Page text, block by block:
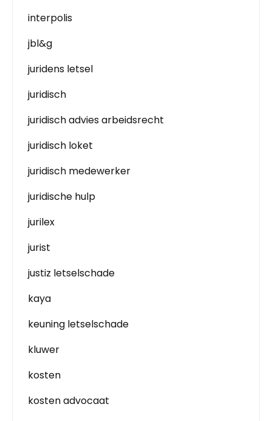
interpolis
jbl&g
juridens letsel
juridisch
juridisch advies arbeidsrecht
juridisch loket
juridisch medewerker
juridische hulp
jurilex
jurist
justiz letselschade
kaya
keuning letselschade
kluwer
kosten
kosten advocaat